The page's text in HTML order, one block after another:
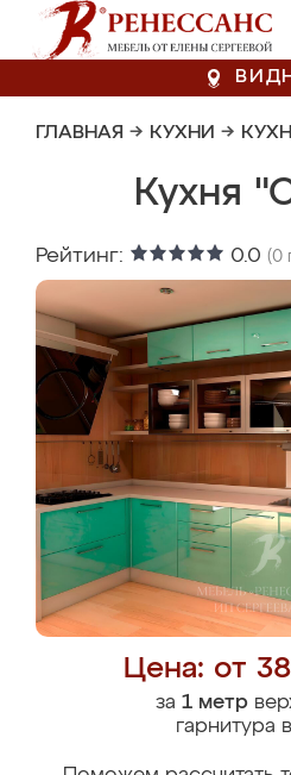
ГЛАВНАЯ → КУХНИ →
Кухня
Рейтинг: 0.0 (0
Цена: от
за 1 метр
гарнитура